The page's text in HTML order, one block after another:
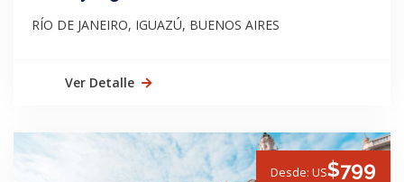
RÍO DE JANEIRO, IGUAZÚ, BUENOS AIRES
Ver Detalle
Desde: US$799